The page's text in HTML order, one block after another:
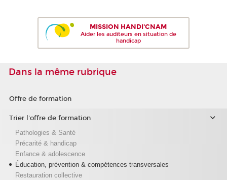
MISSION HANDI'CNAM
Aider les auditeurs en situation de
handicap
Dans la même rubrique
Offre de formation
Trier l'offre de formation
Pathologies & Santé
Précarité & handicap
Enfance & adolescence
Éducation, prévention & compétences transversales
Restauration collective